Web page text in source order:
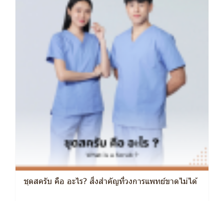
ชุดสครับ คือ อะไร? สิ่งสำคัญที่วงการแพทย์ขาดไม่ได้